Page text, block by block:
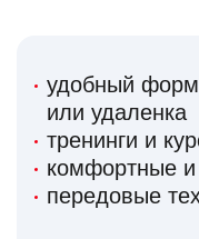
удобный
или удаленка
тренинги и
комфортные
передовые